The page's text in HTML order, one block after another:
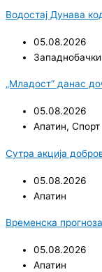
Водостај Дунава
05.08.2026
Западнобачки
„Младост“ данас
05.08.2026
Апатин, Спорт
Сутра акција
05.08.2026
Апатин
Временска
05.08.2026
Апатин